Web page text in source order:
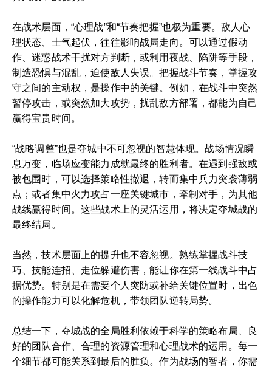
在战术层面，“心理战”和“节奏把握”也极为重要。敌人心
理状态、士气起伏，往往影响战局走向。可以通过假动
作、迷惑战术干扰对方判断，或利用夜战、陷阱等手段，
制造恐惧与混乱，迫使敌人失误。把握战斗节奏，掌握攻
守之间的主动权，是操作中的关键。例如，在战斗中突然
暂停攻击，或突然加大攻势，扰乱敌方部署，都能为自己
赢得宝贵时间。
“战略调整”也是夺城中不可忽视的智慧体现。战场情况瞬
息万变，临场应变能力成就最终的胜利者。在遇到强敌或
被包围时，可以选择策略性撤退，转而集中兵力突袭薄弱
点；或者集中火力攻占一座关键城市，牵制对手，为其他
战线赢得时间。这些战术上的灵活运用，将决定夺城战的
最终结局。
当然，技术层面上的提升也不容忽视。熟练掌握战斗技
巧、技能连招、走位躲避伤害，能让你在第一线战斗中占
据优势。特别是在需要个人突防或补给关键位置时，出色
的操作能力可以化解危机，带领团队逆转局势。
总结一下，夺城战的全局胜利依赖于科学的策略布局、良
好的团队合作、合理的资源管理和心理战术的运用。每一
个细节都可能关系到最后的胜负。作为战场的智者，你需